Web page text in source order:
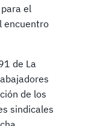
el
encuentro
de La
de los
sindicales